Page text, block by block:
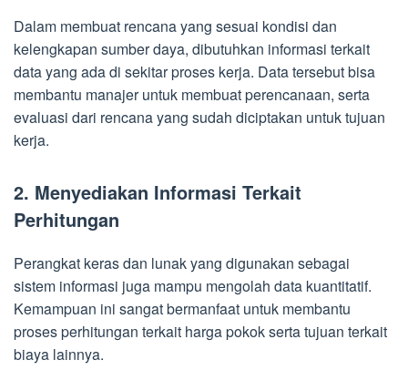
Dalam membuat rencana yang sesuai kondisi dan
kelengkapan sumber daya, dibutuhkan informasi terkait
data yang ada di sekitar proses kerja. Data tersebut bisa
membantu manajer untuk membuat perencanaan, serta
evaluasi dari rencana yang sudah diciptakan untuk tujuan
kerja.
2. Menyediakan Informasi Terkait
Perhitungan
Perangkat keras dan lunak yang digunakan sebagai
sistem informasi juga mampu mengolah data kuantitatif.
Kemampuan ini sangat bermanfaat untuk membantu
proses perhitungan terkait harga pokok serta tujuan terkait
biaya lainnya.